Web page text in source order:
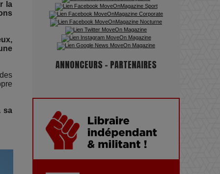
la
sa
Les dessous de la fast fashion
: un désastre écologique en
chiffres
Adieu Jean-Pat : rire au bord
du précipice
ANNONCEURS - PARTENAIRES